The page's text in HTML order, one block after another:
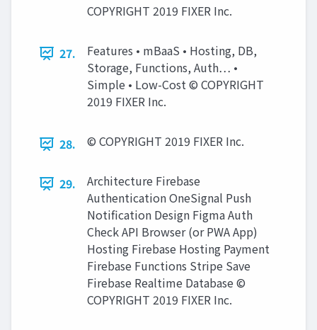
COPYRIGHT 2019 FIXER Inc.
27.
Features • mBaaS • Hosting, DB,
Storage, Functions, Auth… •
Simple • Low-Cost © COPYRIGHT
2019 FIXER Inc.
28. © COPYRIGHT 2019 FIXER Inc.
29.
Architecture Firebase
Authentication OneSignal Push
Notification Design Figma Auth
Check API Browser (or PWA App)
Hosting Firebase Hosting Payment
Firebase Functions Stripe Save
Firebase Realtime Database ©
COPYRIGHT 2019 FIXER Inc.